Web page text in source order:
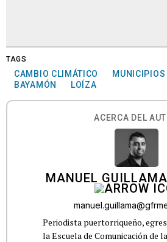
TAGS
CAMBIO CLIMÁTICO
MUNICIPIOS
BAYAMÓN
LOÍZA
ACERCA DEL
MANUEL
Periodista puertorriqueño,
la Escuela de Comunicación de